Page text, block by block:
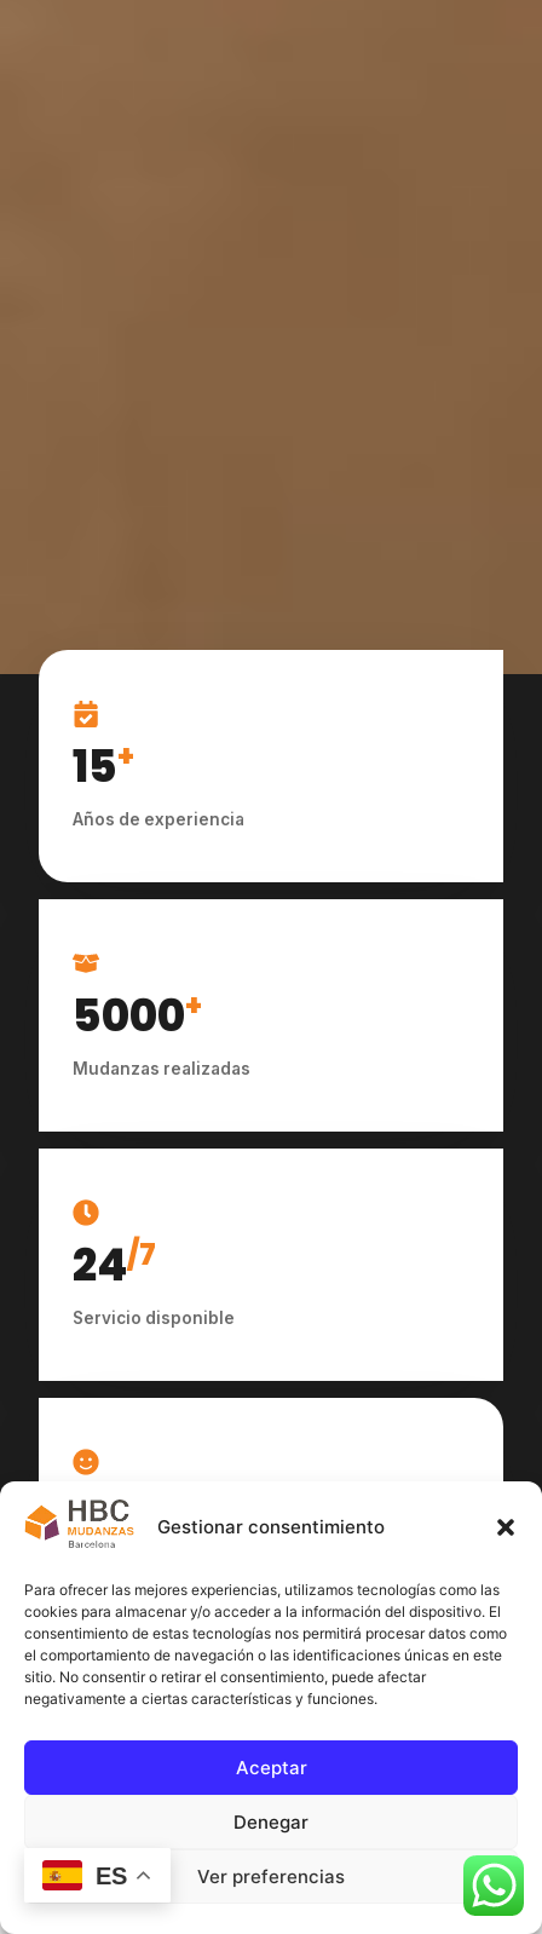
Gestionar consentimiento
Para ofrecer las mejores experiencias, utilizamos tecnologías como las
cookies para almacenar y/o acceder a la información del dispositivo. El
consentimiento de estas tecnologías nos permitirá procesar datos como
el comportamiento de navegación o las identificaciones únicas en este
sitio. No consentir o retirar el consentimiento, puede afectar
negativamente a ciertas características y funciones.
Aceptar
Denegar
Ver preferencias
15+
Años de experiencia
5000+
Mudanzas realizadas
24/7
Servicio disponible
100
ES